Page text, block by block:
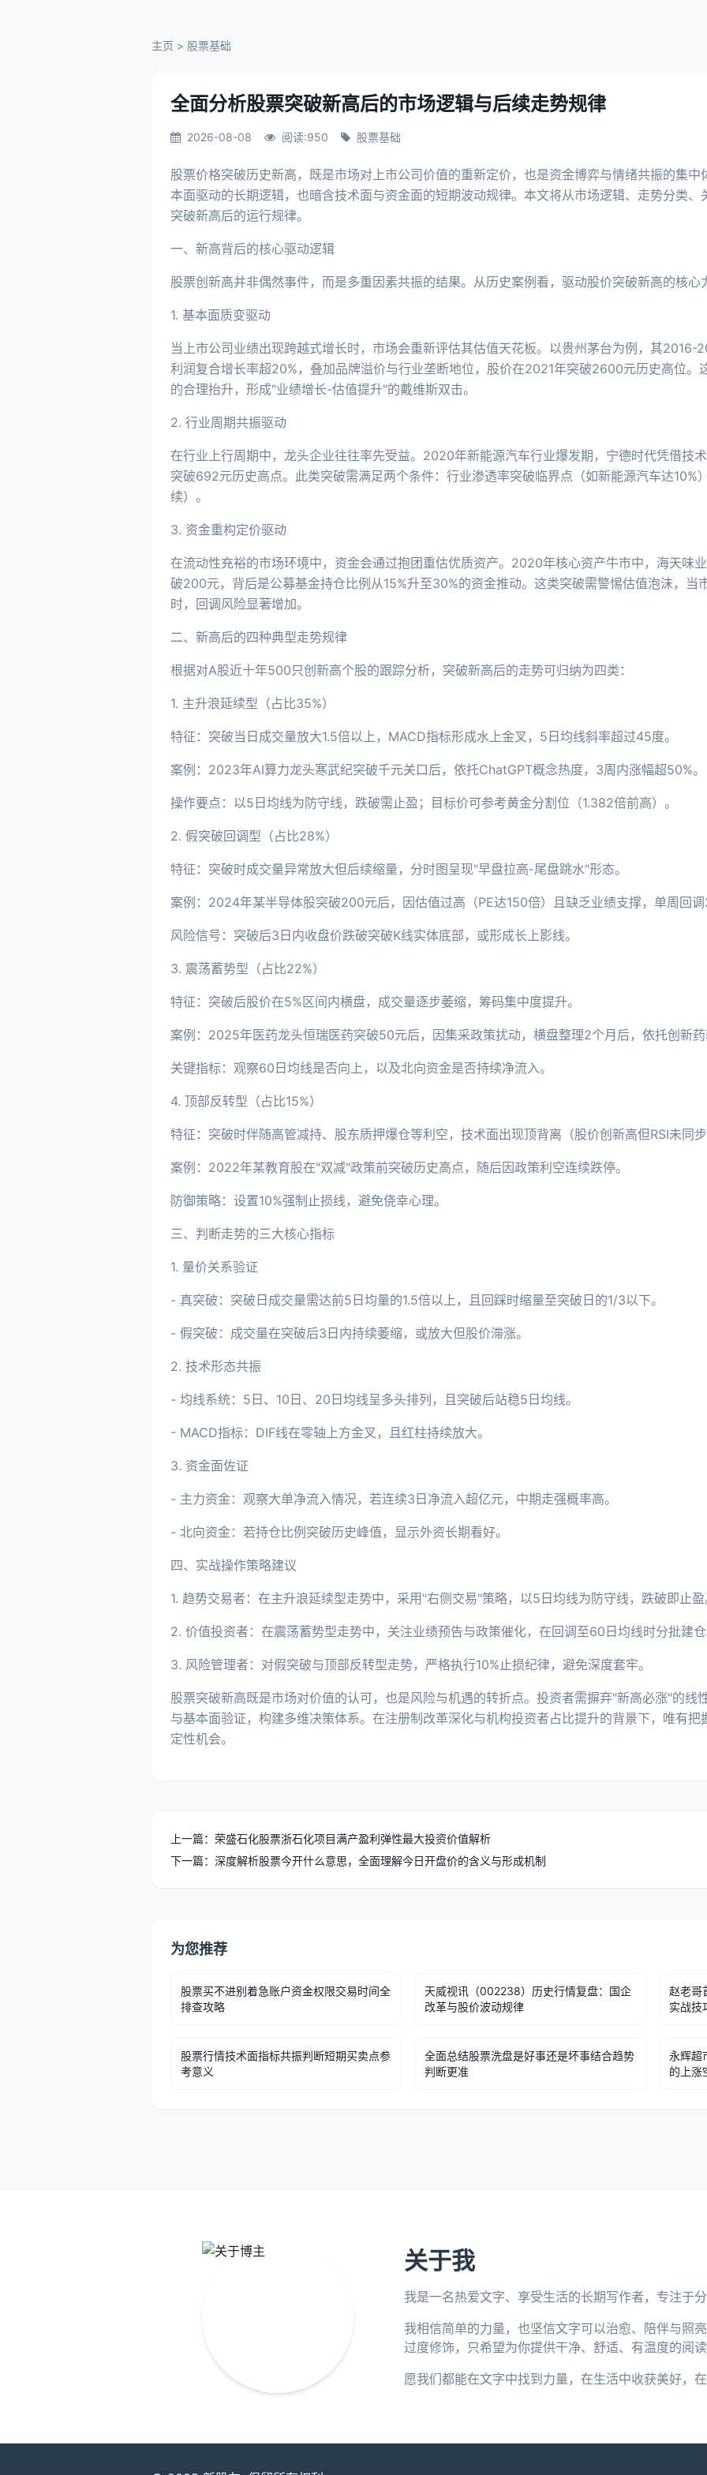
主页 > 股票基础
全面分析股票突破新高后的市场逻辑与后续走势规律
2026-08-08 阅读:950 股票基础
股票价格突破历史新高，既是市场对上市公司价值的重新定价，也是资金博弈与情绪共振的集
本面驱动的长期逻辑，也暗含技术面与资金面的短期波动规律。本文将从市场逻辑、走势分类
突破新高后的运行规律。
一、新高背后的核心驱动逻辑
股票创新高并非偶然事件，而是多重因素共振的结果。从历史案例看，驱动股价突破新高的核心
1. 基本面质变驱动
当上市公司业绩出现跨越式增长时，市场会重新评估其估值天花板。以贵州茅台为例，其2016-
利润复合增长率超20%，叠加品牌溢价与行业垄断地位，股价在2021年突破2600元历史高位。
的合理抬升，形成"业绩增长-估值提升"的戴维斯双击。
2. 行业周期共振驱动
在行业上行周期中，龙头企业往往率先受益。2020年新能源汽车行业爆发期，宁德时代凭借技
突破692元历史高点。此类突破需满足两个条件：行业渗透率突破临界点（如新能源汽车达10%
续）。
3. 资金重构定价驱动
在流动性充裕的市场环境中，资金会通过抱团重估优质资产。2020年核心资产牛市中，海天味
破200元，背后是公募基金持仓比例从15%升至30%的资金推动。这类突破需警惕估值泡沫，当
时，回调风险显著增加。
二、新高后的四种典型走势规律
根据对A股近十年500只创新高个股的跟踪分析，突破新高后的走势可归纳为四类：
1. 主升浪延续型（占比35%）
特征：突破当日成交量放大1.5倍以上，MACD指标形成水上金叉，5日均线斜率超过45度。
案例：2023年AI算力龙头寒武纪突破千元关口后，依托ChatGPT概念热度，3周内涨幅超50%。
操作要点：以5日均线为防守线，跌破需止盈；目标价可参考黄金分割位（1.382倍前高）。
2. 假突破回调型（占比28%）
特征：突破时成交量异常放大但后续缩量，分时图呈现"早盘拉高-尾盘跳水"形态。
案例：2024年某半导体股突破200元后，因估值过高（PE达150倍）且缺乏业绩支撑，单周回
风险信号：突破后3日内收盘价跌破突破K线实体底部，或形成长上影线。
3. 震荡蓄势型（占比22%）
特征：突破后股价在5%区间内横盘，成交量逐步萎缩，筹码集中度提升。
案例：2025年医药龙头恒瑞医药突破50元后，因集采政策扰动，横盘整理2个月后，依托创新
关键指标：观察60日均线是否向上，以及北向资金是否持续净流入。
4. 顶部反转型（占比15%）
特征：突破时伴随高管减持、股东质押爆仓等利空，技术面出现顶背离（股价创新高但RSI未同
案例：2022年某教育股在"双减"政策前突破历史高点，随后因政策利空连续跌停。
防御策略：设置10%强制止损线，避免侥幸心理。
三、判断走势的三大核心指标
1. 量价关系验证
- 真突破：突破日成交量需达前5日均量的1.5倍以上，且回踩时缩量至突破日的1/3以下。
- 假突破：成交量在突破后3日内持续萎缩，或放大但股价滞涨。
2. 技术形态共振
- 均线系统：5日、10日、20日均线呈多头排列，且突破后站稳5日均线。
- MACD指标：DIF线在零轴上方金叉，且红柱持续放大。
3. 资金面佐证
- 主力资金：观察大单净流入情况，若连续3日净流入超亿元，中期走强概率高。
- 北向资金：若持仓比例突破历史峰值，显示外资长期看好。
四、实战操作策略建议
1. 趋势交易者：在主升浪延续型走势中，采用"右侧交易"策略，以5日均线为防守线，跌破即止
2. 价值投资者：在震荡蓄势型走势中，关注业绩预告与政策催化，在回调至60日均线时分批建
3. 风险管理者：对假突破与顶部反转型走势，严格执行10%止损纪律，避免深度套牢。
股票突破新高既是市场对价值的认可，也是风险与机遇的转折点。投资者需摒弃"新高必涨"的线
与基本面验证，构建多维决策体系。在注册制改革深化与机构投资者占比提升的背景下，唯有
定性机会。
上一篇：荣盛石化股票浙石化项目满产盈利弹性最大投资价值解析
下一篇：深度解析股票今开什么意思，全面理解今日开盘价的含义与形成机制
为您推荐
股票买不进别着急账户资金权限交易时间全
排查攻略
天威视讯（002238）历史行情复盘：国企
改革与股价波动规律
赵老哥
实战技
股票行情技术面指标共振判断短期买卖点参
考意义
全面总结股票洗盘是好事还是坏事结合趋势
判断更准
永辉超
的上涨
关于我
我是一名热爱文字、享受生活的长期写作者，专注于
我相信简单的力量，也坚信文字可以治愈、陪伴与照
过度修饰，只希望为你提供干净、舒适、有温度的阅
愿我们都能在文字中找到力量，在生活中收获美好，